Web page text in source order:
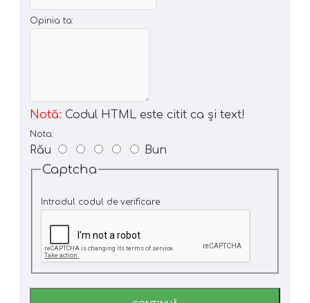
Opinia ta:
Notă: Codul HTML este citit ca şi text!
Nota:
Rău Bun
Captcha
Introdul codul de verificare